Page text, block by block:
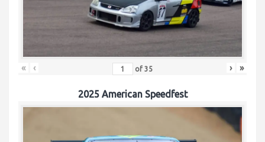
« ‹ of 35 › »
2025 American Speedfest